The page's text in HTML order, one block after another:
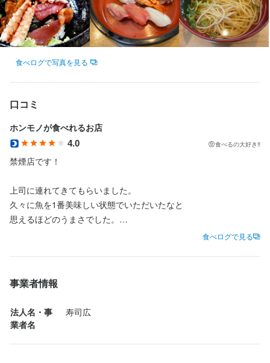
食べログで写真を見る
口コミ
ホンモノが食べれるお店
4.0 食べるの大好き‼︎
禁煙店です！
上司に連れてきてもらいました。
久々に魚を1番美味しい状態でいただいたなと
思えるほどのうまさでした。
大人なお店でしたが、
下手に若い方がいなくて落ち着いた空間でした。
食べログで見る
事業者情報
法人名・事
業者名
寿司広
寿司広
最終更新日2024/01/29